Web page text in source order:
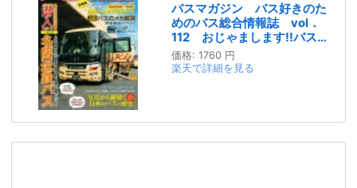
バスマガジン バス好きのた
めのバス総合情報誌 vol．
112 おじゃまします!!バス会
社潜入レポートvol．112名阪
近鉄バス
価格: 1760 円
楽天で詳細を見る